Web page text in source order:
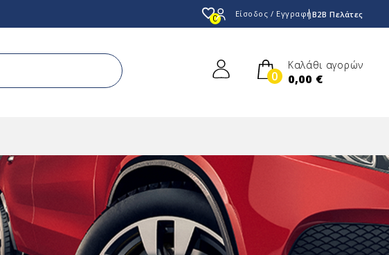
favorite_border0 Είσοδος / ΕγγραφήB2B Πελάτες
0
Καλάθι αγορών
0,00 €